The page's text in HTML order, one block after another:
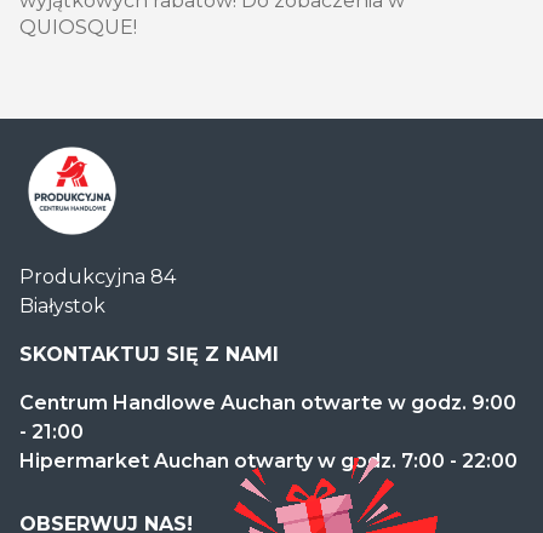
QUIOSQUE!
Handlowe
Auchan
Produkcyjna
Produkcyjna 84
Białystok
SKONTAKTUJ SIĘ Z NAMI
Centrum Handlowe Auchan otwarte w godz. 9:00
- 21:00
Hipermarket Auchan otwarty w godz. 7:00 - 22:00
OBSERWUJ NAS!